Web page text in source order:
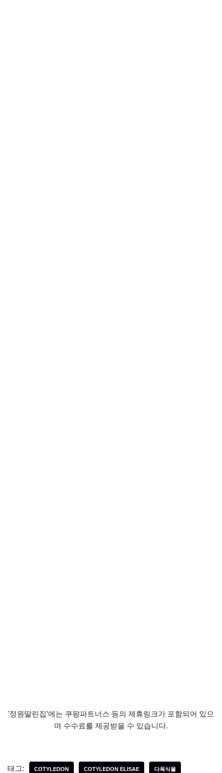
'정원딸린집'에는 쿠팡파트너스 등의 제휴링크가 포함되어 있으
며 수수료를 제공받을 수 있습니다.
태그: COTYLEDON COTYLEDON ELISAE 다육식물